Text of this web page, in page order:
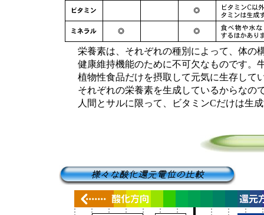
栄養素は、それぞれの種別によって、体の
健康維持機能のために不可欠なものです。
植物性食品だけを摂取して元気に生存して
それぞれの栄養素を生成しているからなの
人間とサルに限って、ビタミンCだけは生成